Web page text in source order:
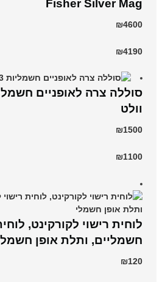
Fisher Silver Mag
₪4600
₪4190
וולט
₪1500
₪1100
לוחית רישוי לקורקינט,
חשמליים, ותלת אופן חשמלי
₪120